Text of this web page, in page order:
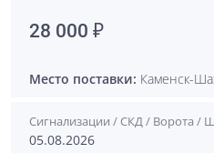
28 000 ₽
Место поставки: Каменск-
Сигнализации / СКД / Ворота /
05.08.2026